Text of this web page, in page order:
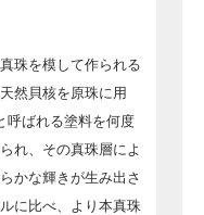
珠を模して作られる
然貝核を原珠に用
呼ばれる塗料を何度
れ、その真珠層によ
かな輝きが生み出さ
に比べ、より本真珠